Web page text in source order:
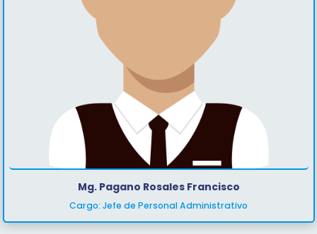
Mg. Pagano Rosales Francisco
Cargo: Jefe de Personal Administrativo